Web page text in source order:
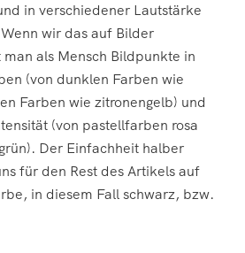
in verschiedener Lautstärke
wir das auf Bilder
als Mensch Bildpunkte in
(von dunklen Farben wie
Farben wie zitronengelb) und
(von pastellfarben rosa
Der Einfachheit halber
für den Rest des Artikels auf
in diesem Fall schwarz, bzw.